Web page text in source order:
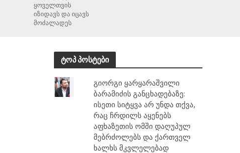
ყოველთვის
იზიდავს და იცავს
მოძალადეს
ტოპ პოსტები
გიორგი ყარყარაშვილი
ბარამიძის განცხადებაზე:
ისეთი სიტყვა არ უნდა თქვა,
რაც ჩრდილს აყენებს
აფხაზეთის ომში დაღუპულ
მებრძოლებს და ქართველ
ხალხს მკვლელებად